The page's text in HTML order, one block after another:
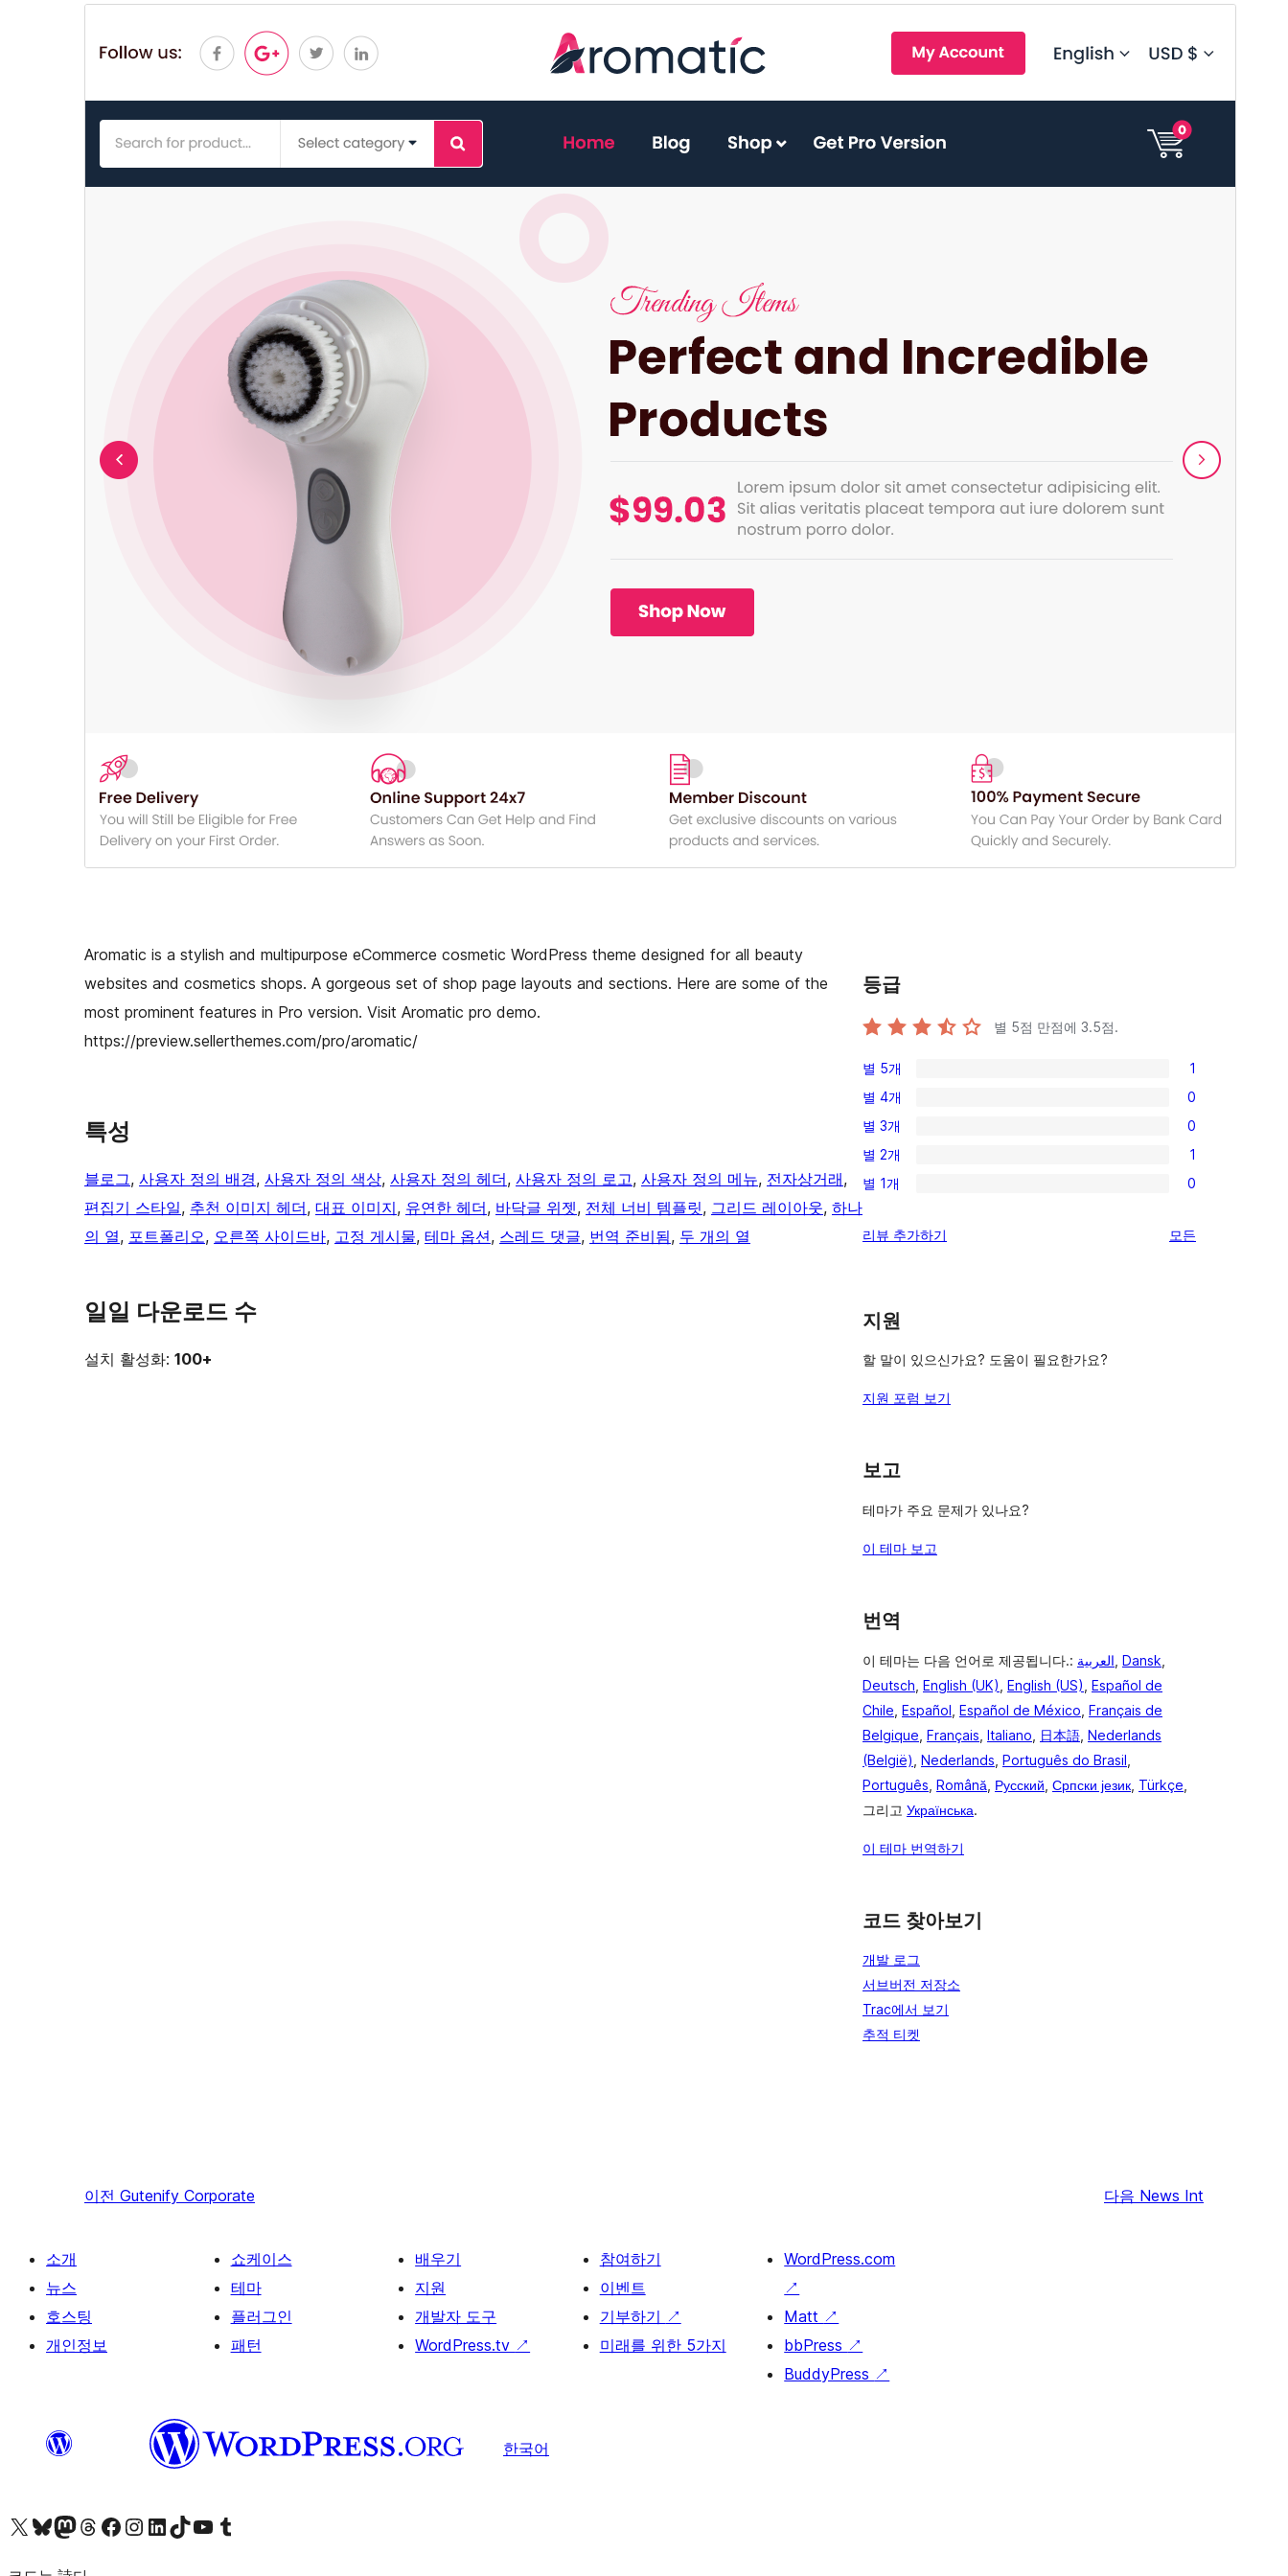
이 테마는 무료이지만 추가 유료 상업용 업그레이드 또
는 지원을 제공합니다.지원 보기
미리보기다운로드
버전
28.1
2026-08-04
활성 설치
100+
Aromatic is a stylish and multipurpose eCommerce cosmetic WordPress theme designed for all beauty
websites and cosmetics shops. A gorgeous set of shop page layouts and sections. Here are some of the
most prominent features in Pro version. Visit Aromatic pro demo.
https://preview.sellerthemes.com/pro/aromatic/
특성
블로그, 사용자 정의 배경, 사용자 정의 색상, 사용자 정의 헤더, 사용자 정의 로고, 사용자 정의 메뉴, 전자상거래
편집기 스타일, 추천 이미지 헤더, 대표 이미지, 유연한 헤더, 바닥글 위젯, 전체 너비 템플릿, 그리드 레이아웃, 하나
의 열, 포트폴리오, 오른쪽 사이드바, 고정 게시물, 테마 옵션, 스레드 댓글, 번역 준비됨, 두 개의 열
일일 다운로드 수
설치 활성화: 100+
등급
별 5점 만점에 3.5점.
1/5-
별
점
후
기
별 5개 1
0/4-
별
점
후
기
별 4개 0
0/3-
별
점
후
기
별 3개 0
1/2-
별
점
후
별 2개 1
0/1-
별
점
별 1개 0
리뷰 추가하기 모든
지원
할 말이 있으신가요? 도움이 필요한가요?
지원 포럼 보기
보고
테마가 주요 문제가 있나요?
이 테마 보고
번역
이 테마는 다음 언어로 제공됩니다.: العربية Dansk
Deutsch English (UK) English (US) Español de
Chile Español Español de México Français de
Belgique Français Italiano 日本語 Nederlands
(België) Nederlands Português do Brasil
Português Română Русский Српски језик Türkçe
그리고 Українська.
이 테마 번역하기
코드 찾아보기
개발 로그
서브버전 저장소
Trac에서 보기
추적 티켓
이전 Gutenify Corporate 다음 News Int
소개
뉴스
호스팅
개인정보
쇼케이스
테마
플러그인
패턴
배우기
지원
개발자 도구
WordPress.tv ↗
참여하기
이벤트
기부하기 ↗
미래를 위한 5가지
WordPress.com
↗
Matt ↗
bbPress ↗
BuddyPress ↗
한국어
X(이전 트위터) 계정 방문하기블루스카이 계정 방문하기마스토돈 계정 방문하기스레드 계정 방문하기 페이스북 페이지 방문하기인스타그램 계정 방문하기 LinkedIn 계정 방문하기틱톡 계정 방문하기유튜브 채널 방문하기 텀블러 계정 방문하기